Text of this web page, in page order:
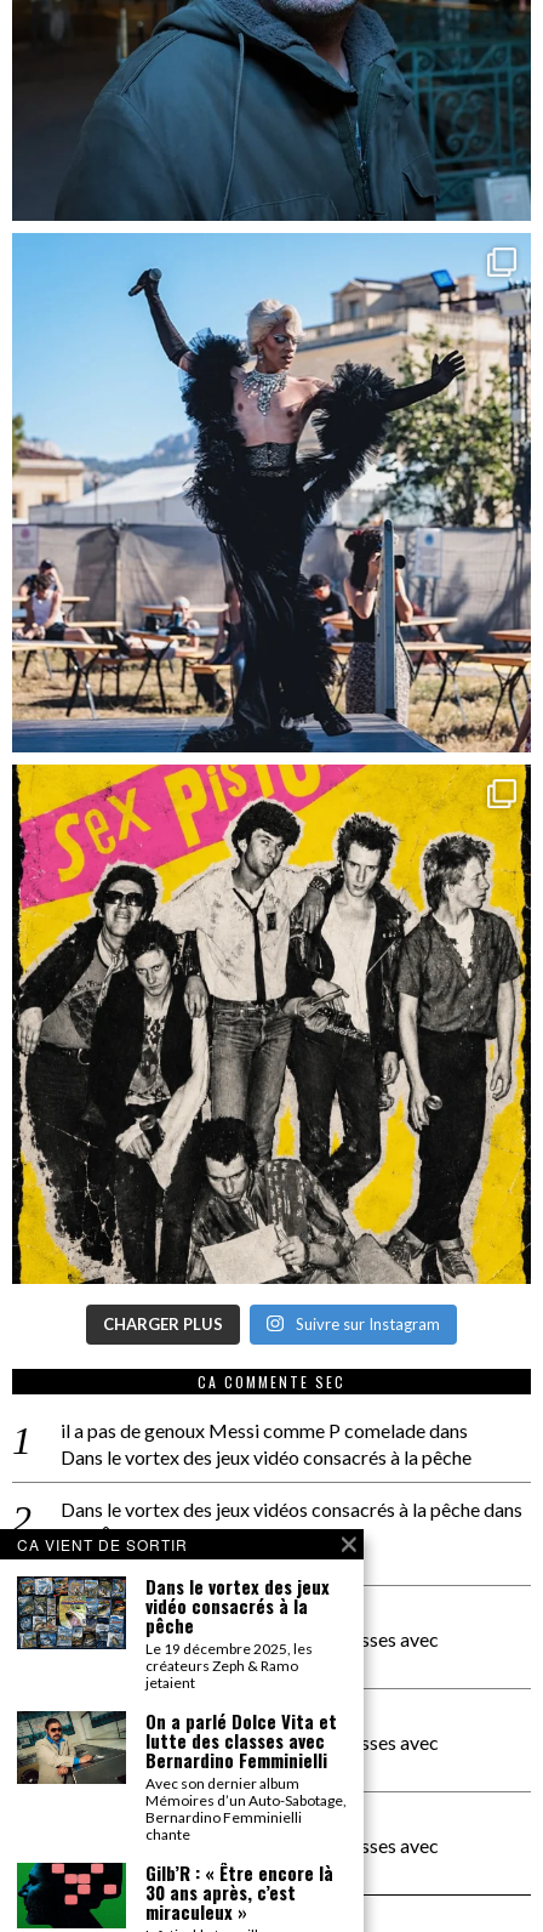
CHARGER PLUS Suivre sur Instagram
CA COMMENTE SEC
il a pas de genoux Messi comme P comeladedans
Dans le vortex des jeux vidéo consacrés à la pêche
Dans le vortex des jeux vidéos consacrés à la pêchedans
PACÔME THIELLEMENT
La séance d’Hip Gnose
La Patrie
dans
On a parlé Dolce Vita et lutte des classes avec
Bernardino Femminielli
carte noire negra à l'o tiededans
On a parlé Dolce Vita et lutte des classes avec
Bernardino Femminielli
moise et son mascarédans
On a parlé Dolce Vita et lutte des classes avec
Bernardino Femminielli
CA VIENT DE SORTIR
Dans le vortex des jeux
vidéo consacrés à la
pêche
Le 19 décembre 2025, les
créateurs Zeph & Ramo
jetaient
On a parlé Dolce Vita et
lutte des classes avec
Bernardino Femminielli
Avec son dernier album
Mémoires d’un Auto-Sabotage,
Bernardino Femminielli
chante
Gilb’R : « Être encore là
30 ans après, c’est
miraculeux »